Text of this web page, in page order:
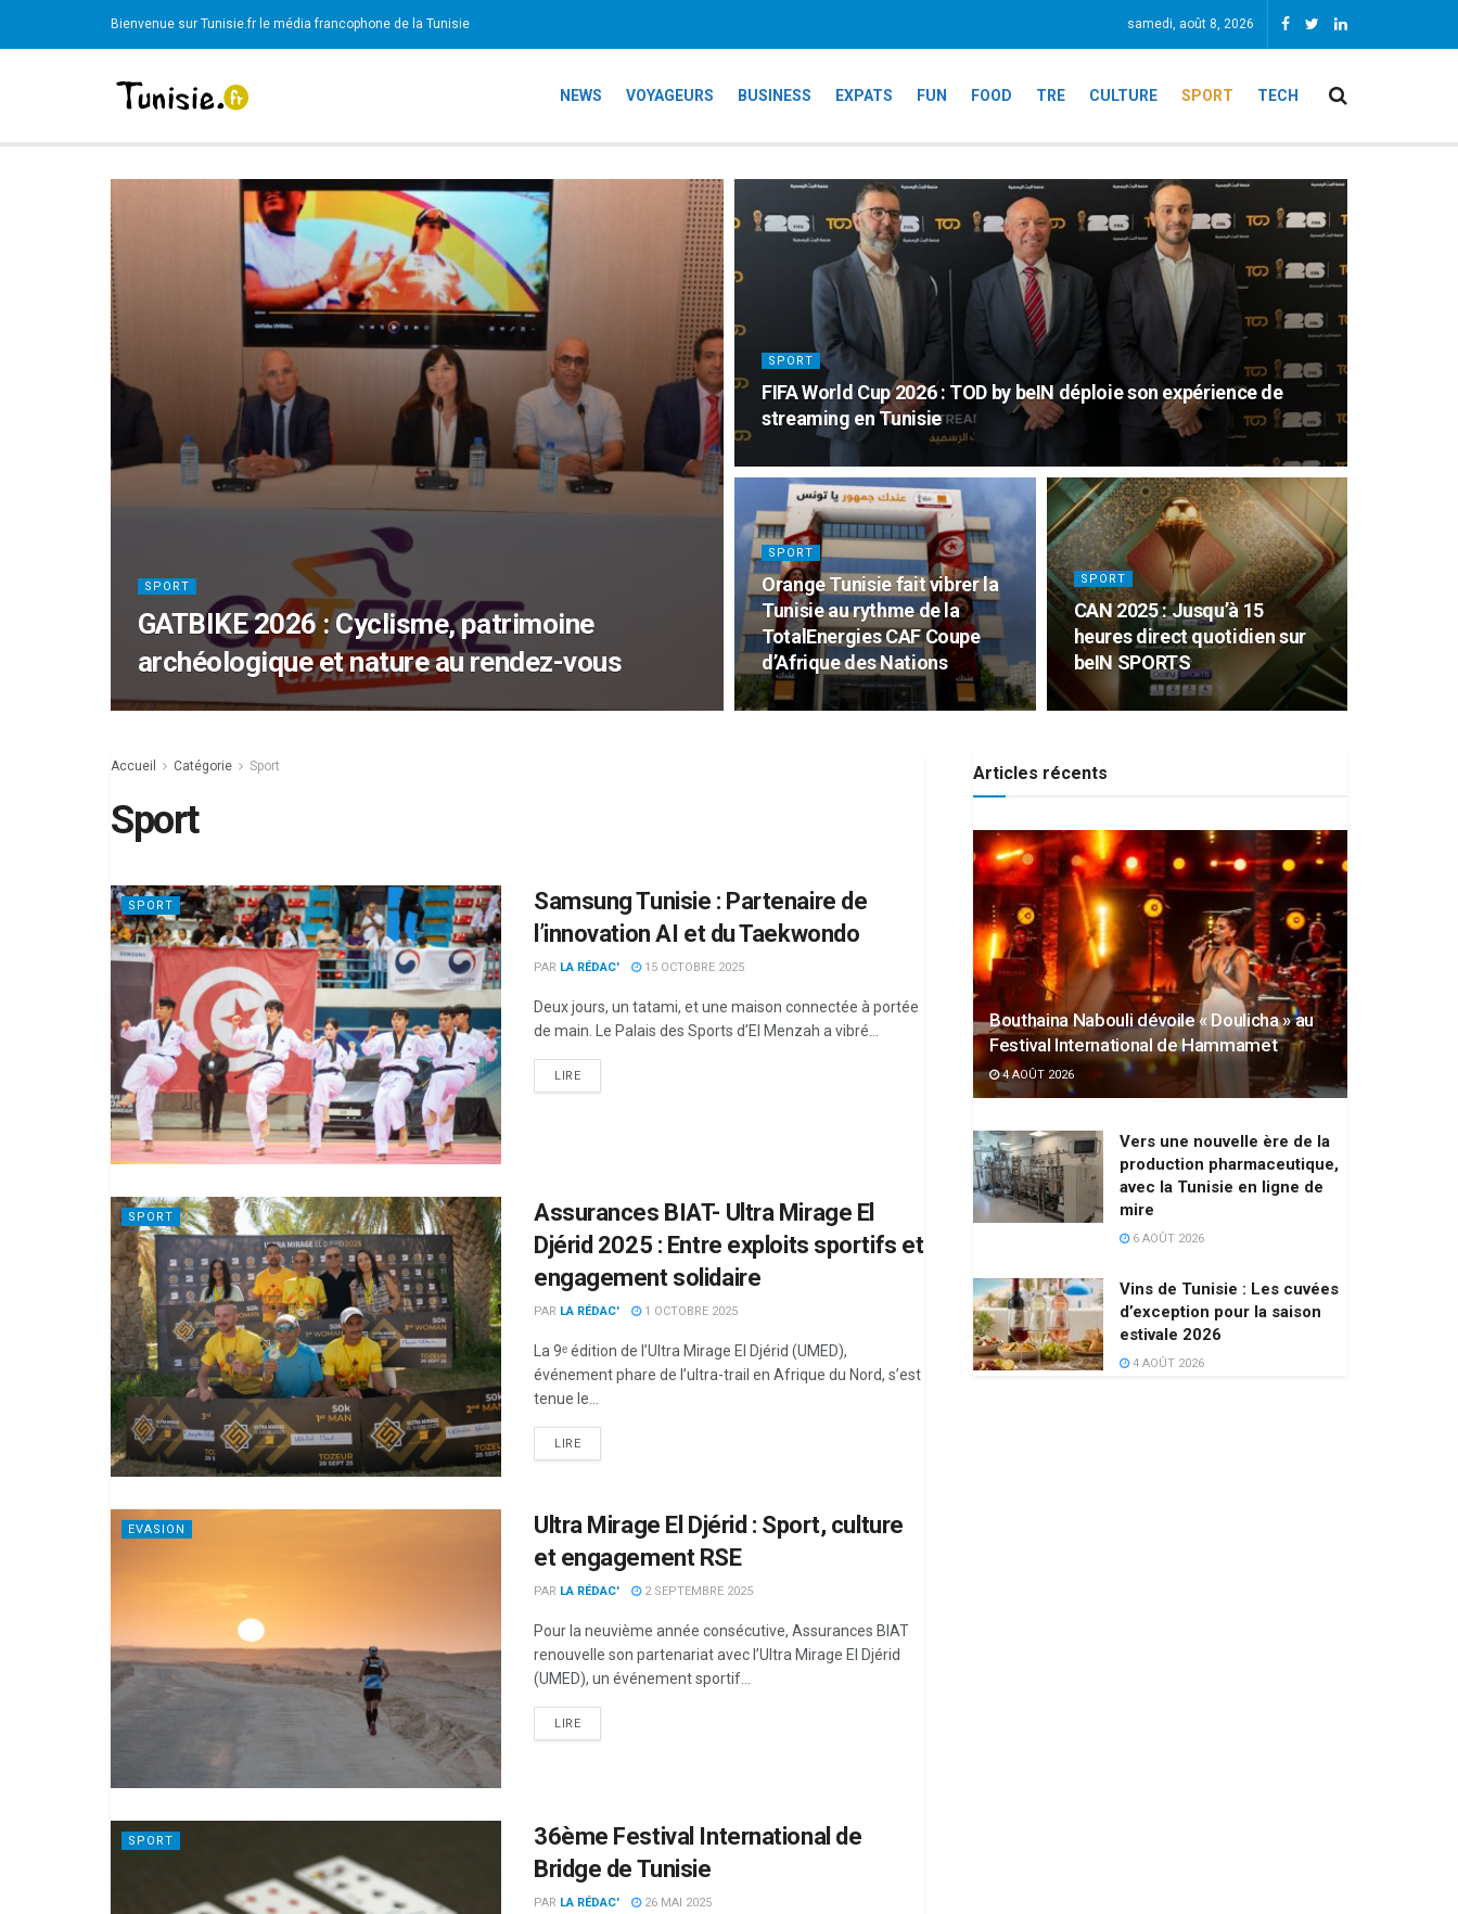
Bienvenue sur Tunisie.fr le média francophone de la Tunisie samedi, août 8, 2026
NEWS VOYAGEURS BUSINESS EXPATS FUN FOOD TRE CULTURE SPORT TECH
SPORT
GATBIKE 2026 : Cyclisme, patrimoine
archéologique et nature au rendez-vous
SPORT
FIFA World Cup 2026 : TOD by beIN déploie son expérience de
streaming en Tunisie
SPORT
Orange Tunisie fait vibrer la
Tunisie au rythme de la
TotalEnergies CAF Coupe
d’Afrique des Nations
SPORT
CAN 2025 : Jusqu’à 15
heures direct quotidien sur
beIN SPORTS
Accueil Catégorie Sport
Sport
SPORT
Samsung Tunisie : Partenaire de
l’innovation AI et du Taekwondo
PAR LA RÉDAC' 15 OCTOBRE 2025
Deux jours, un tatami, et une maison connectée à portée
de main. Le Palais des Sports d’El Menzah a vibré...
LIRE
SPORT
Assurances BIAT- Ultra Mirage El
Djérid 2025 : Entre exploits sportifs et
engagement solidaire
PAR LA RÉDAC' 1 OCTOBRE 2025
La 9ᵉ édition de l’Ultra Mirage El Djérid (UMED),
événement phare de l’ultra-trail en Afrique du Nord, s’est
tenue le...
LIRE
EVASION
Ultra Mirage El Djérid : Sport, culture
et engagement RSE
PAR LA RÉDAC' 2 SEPTEMBRE 2025
Pour la neuvième année consécutive, Assurances BIAT
renouvelle son partenariat avec l’Ultra Mirage El Djérid
(UMED), un événement sportif...
LIRE
SPORT
36ème Festival International de
Bridge de Tunisie
PAR LA RÉDAC' 26 MAI 2025
Articles récents
Bouthaina Nabouli dévoile « Doulicha » au
Festival International de Hammamet
4 AOÛT 2026
Vers une nouvelle ère de la
production pharmaceutique,
avec la Tunisie en ligne de
mire
6 AOÛT 2026
Vins de Tunisie : Les cuvées
d’exception pour la saison
estivale 2026
4 AOÛT 2026